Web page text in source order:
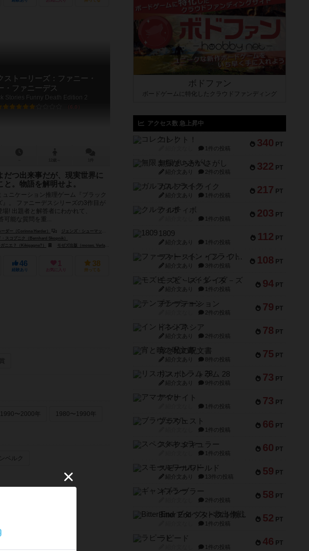
デザインエッジ（Design Edge）
Games） キキガニエ？（Kikigagne?）
ストーリーズ：ファニー・
・ファニーデス
Stories Funny Death Edition 2
6.0
だつ出来事だが、現実世界に
と。物語を解明せよ。
ュニケーション推理ゲーム『ブラック
』。 ファニーデスシリーズの3作目が
場! 出題者と解答者にわかれて、
可能な質問を重...
ーダー（Corinna Harder）
ジェンズ・シューマッハ（Jens Schumacher）
・スコプニク（Bernhard Skopnik）
ガニエ？（Kikigagne?） モゼズ出版（moses. Verlag GmbH）
46
経験あり
1
お気に入り
38
持ってる
1990〜2000年 1980〜1990年
ベルク
ボドファン
ボードゲームに特化したクラウドファンディング
アクセス数 急上昇中
340 PT
コレクト！
1件の投稿
322 PT
無限まちがいさがし
紹介文あり 2件の投稿
217 PT
ガルフストライク
紹介文あり 1件の投稿
203 PT
クルティボ
1件の投稿
112 PT
1809
紹介文あり 1件の投稿
108 PT
ファースト・イン・フライト
紹介文あり 3件の投稿
94 PT
モズビ－ズ・レイダ－ズ
紹介文あり 1件の投稿
79 PT
テンプテーション
2件の投稿
78 PT
インドネシア
紹介文あり 2件の投稿
75 PT
宵と暁の呪文書
紹介文あり 8件の投稿
73 PT
リスボン・トラム 28
紹介文あり 9件の投稿
73 PT
アマナイト
1件の投稿
66 PT
ブラヴェスト
1件の投稿
60 PT
スペクタキュラー
1件の投稿
59 PT
スモールワールド
紹介文あり 13件の投稿
58 PT
ギャンブラー
2件の投稿
52 PT
Bitter End ブタペスト救出作戦
1件の投稿
46 PT
ラピード
1件の投稿